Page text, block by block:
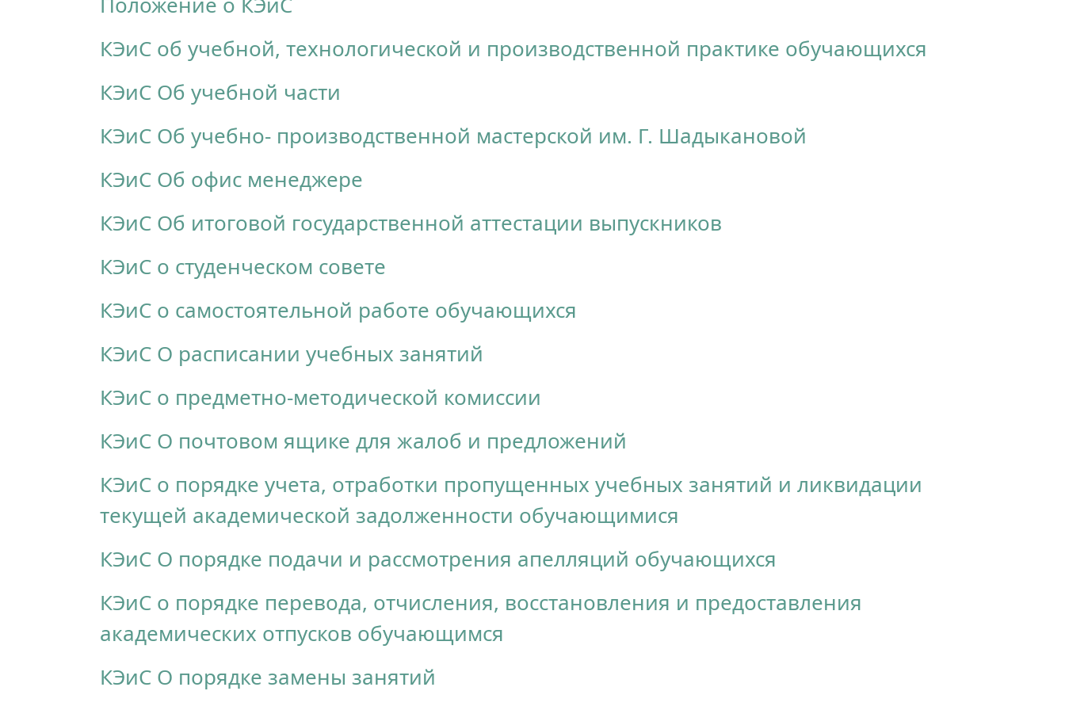
КЭиС об учебной, технологической и производственной практике обучающихся
КЭиС Об учебной части
КЭиС Об учебно- производственной мастерской им. Г. Шадыкановой
КЭиС Об офис менеджере
КЭиС Об итоговой государственной аттестации выпускников
КЭиС о студенческом совете
КЭиС о самостоятельной работе обучающихся
КЭиС О расписании учебных занятий
КЭиС о предметно-методической комиссии
КЭиС О почтовом ящике для жалоб и предложений
КЭиС о порядке учета, отработки пропущенных учебных занятий и ликвидации
текущей академической задолженности обучающимися
КЭиС О порядке подачи и рассмотрения апелляций обучающихся
КЭиС о порядке перевода, отчисления, восстановления и предоставления
академических отпусков обучающимся
КЭиС О порядке замены занятий